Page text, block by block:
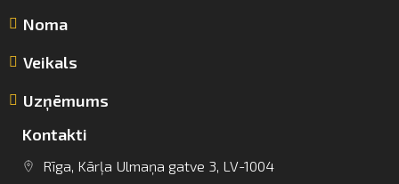
info@arsenalrent.com
Noma
Veikals
Uzņēmums
Kontakti
Rīga, Kārļa Ulmaņa gatve 3, LV-1004